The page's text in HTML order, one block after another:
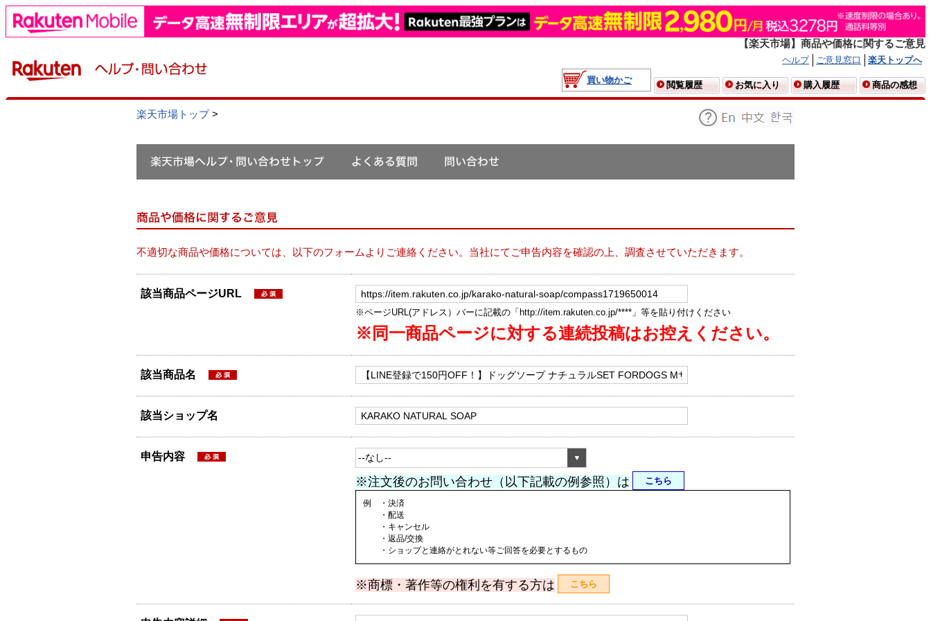
【楽天市場】商品や価格に関するご意見
ヘルプ ご意見窓口
楽天トップへ
買い物かご
閲覧履歴 お気に入り 購入履歴 商品の感想
楽天市場トップ>
不適切な商品や価格については、以下のフォームよりご連絡ください。当社にてご申告内容を確認の上、調査させていただきます。
該当商品ページURL
※ページURL(アドレス）バーに記載の「http://item.rakuten.co.jp/****」等を貼り付けください
※同一商品ページに対する連続投稿はお控えください。
該当商品名
該当ショップ名
申告内容
※注文後のお問い合わせ（以下記載の例参照）は こちら
例 ・決済
・配送
・キャンセル
・返品/交換
・ショップと連絡がとれない等ご回答を必要とするもの
※商標・著作等の権利を有する方は こちら